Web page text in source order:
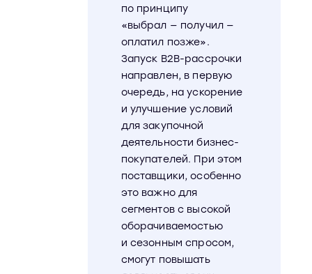
по принципу
«выбрал — получил —
оплатил позже».
Запуск B2B-рассрочки
направлен, в первую
очередь, на ускорение
и улучшение условий
для закупочной
деятельности бизнес-
покупателей. При этом
поставщики, особенно
это важно для
сегментов с высокой
оборачиваемостью
и сезонным спросом,
смогут повышать